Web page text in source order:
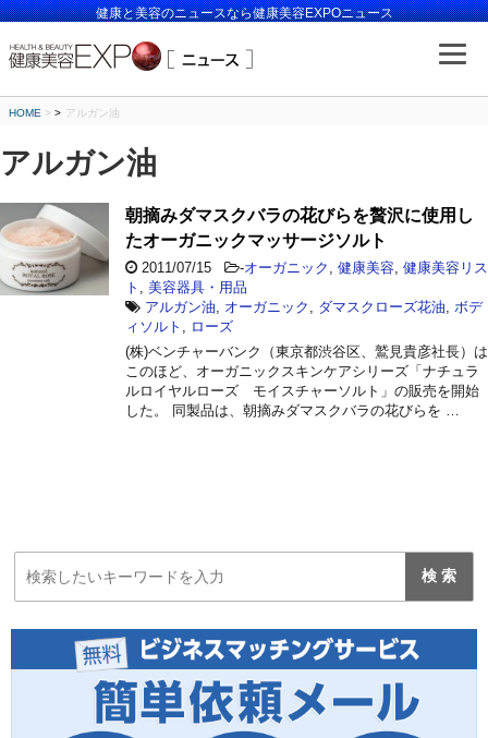
健康と美容のニュースなら健康美容EXPOニュース
HOME > アルガン油
アルガン油
朝摘みダマスクバラの花びらを贅沢に使用し
たオーガニックマッサージソルト
2011/07/15 -オーガニック 健康美容 健康美容リス
ト
美容器具・用品
アルガン油
オーガニック ダマスクローズ花油
ボデ
ィソルト
ローズ
(株)ベンチャーバンク（東京都渋谷区、鷲見貴彦社長）は
このほど、オーガニックスキンケアシリーズ「ナチュラ
ルロイヤルローズ モイスチャーソルト」の販売を開始
した。 同製品は、朝摘みダマスクバラの花びらを …